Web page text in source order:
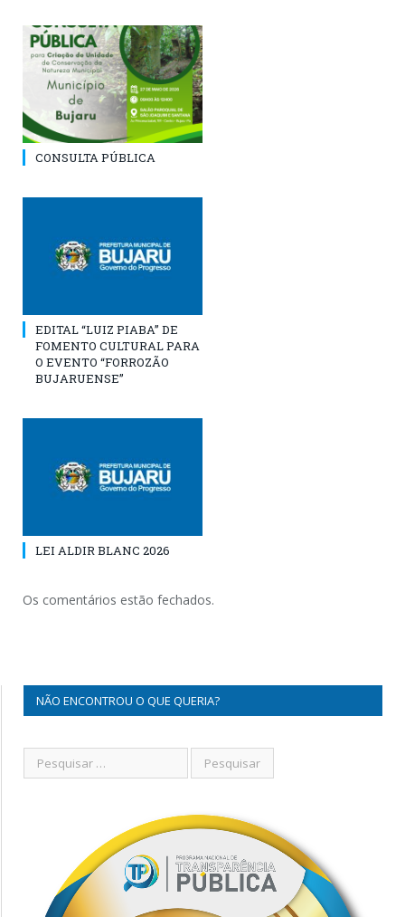
CONSULTA PÚBLICA
EDITAL “LUIZ PIABA” DE
FOMENTO CULTURAL PARA
O EVENTO “FORROZÃO
BUJARUENSE”
LEI ALDIR BLANC 2026
Os comentários estão fechados.
NÃO ENCONTROU O QUE QUERIA?